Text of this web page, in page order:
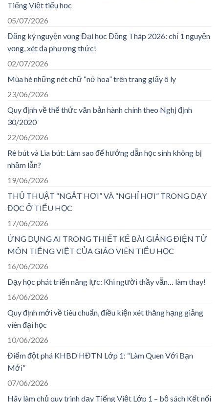
Tiếng Việt tiểu học
05/07/2026
Đăng ký nguyện vọng Đại học Đồng Tháp 2026: chỉ 1 nguyện
vọng, xét đa phương thức!
02/07/2026
Mùa hè những nét chữ “nở hoa” trên trang giấy ô ly
23/06/2026
Quy định về thể thức văn bản hành chính theo Nghị định
30/2020
22/06/2026
Rê bút và Lia bút: Làm sao để hướng dẫn học sinh không bị
nhầm lẫn?
19/06/2026
THỦ THUẬT “NGẮT HƠI” VÀ “NGHỈ HƠI” TRONG DẠY
ĐỌC Ở TIỂU HỌC
17/06/2026
ỨNG DỤNG AI TRONG THIẾT KẾ BÀI GIẢNG ĐIỆN TỬ
MÔN TIẾNG VIỆT CỦA GIÁO VIÊN TIỂU HỌC
16/06/2026
Dạy học phát triển năng lực: Khi người thầy vẫn… làm thay!
16/06/2026
Quy định mới về tiêu chuẩn, điều kiện xét thăng hạng giảng
viên đại học
10/06/2026
Điểm đột phá KHBD HĐTN Lớp 1: “Làm Quen Với Bạn
Mới”
07/06/2026
Hãy làm chủ quy trình dạy Tiếng Việt Lớp 1 – bộ sách Kết nối